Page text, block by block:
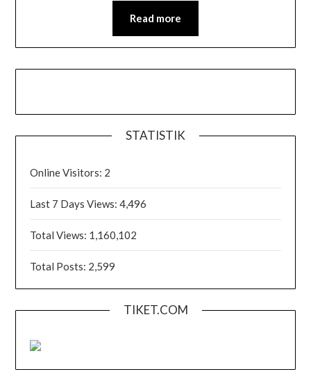
Read more
STATISTIK
Online Visitors: 2
Last 7 Days Views:4,496
Total Views: 1,160,102
Total Posts: 2,599
TIKET.COM